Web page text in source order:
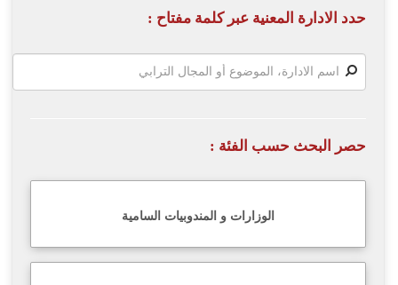
إحصائيات
اللغة
Français
حدد الادارة المعنية عبر كلمة مفتاح :
حصر البحث حسب الفئة :
الوزارات و المندوبيات السامية